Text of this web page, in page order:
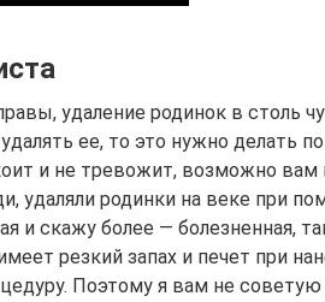
удаление родинок в столь
ее, то это нужно делать
и не тревожит, возможно вам
удаляли родинки на веке при
и скажу более — болезненная,
резкий запах и печет при
Поэтому я вам не